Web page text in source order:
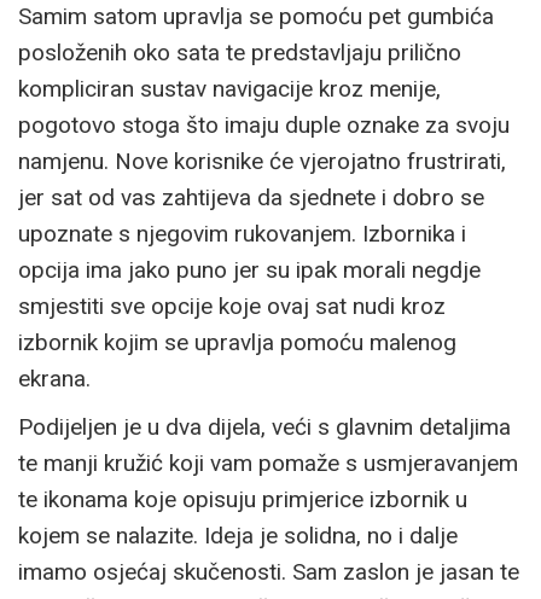
Samim satom upravlja se pomoću pet gumbića
posloženih oko sata te predstavljaju prilično
kompliciran sustav navigacije kroz menije,
pogotovo stoga što imaju duple oznake za svoju
namjenu. Nove korisnike će vjerojatno frustrirati,
jer sat od vas zahtijeva da sjednete i dobro se
upoznate s njegovim rukovanjem. Izbornika i
opcija ima jako puno jer su ipak morali negdje
smjestiti sve opcije koje ovaj sat nudi kroz
izbornik kojim se upravlja pomoću malenog
ekrana.
Podijeljen je u dva dijela, veći s glavnim detaljima
te manji kružić koji vam pomaže s usmjeravanjem
te ikonama koje opisuju primjerice izbornik u
kojem se nalazite. Ideja je solidna, no i dalje
imamo osjećaj skučenosti. Sam zaslon je jasan te